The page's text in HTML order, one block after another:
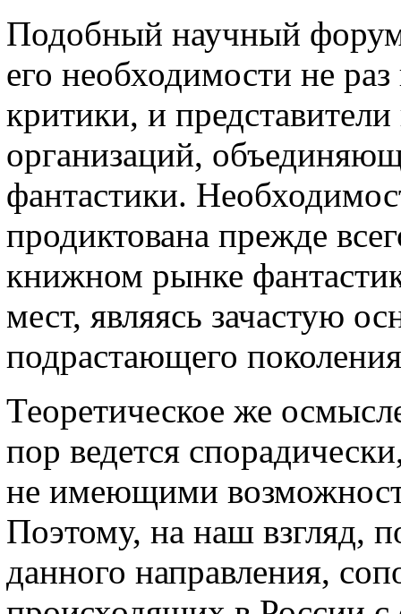
Подобный научный форум
его необходимости не
критики, и
организаций,
фантастики.
продиктована прежде
книжном рынке
мест, являясь зачастую
подрастающего
Теоретическое же
пор ведется
не имеющими
Поэтому, на наш взгляд,
данного направления,